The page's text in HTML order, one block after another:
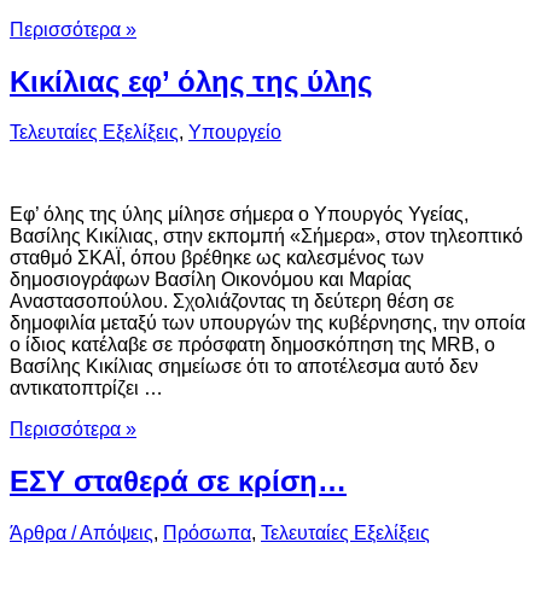
Περισσότερα »
Κικίλιας εφ’ όλης της ύλης
Τελευταίες Εξελίξεις, Υπουργείο
Εφ’ όλης της ύλης μίλησε σήμερα ο Υπουργός Υγείας,
Βασίλης Κικίλιας, στην εκπομπή «Σήμερα», στον τηλεοπτικό
σταθμό ΣΚΑΪ, όπου βρέθηκε ως καλεσμένος των
δημοσιογράφων Βασίλη Οικονόμου και Μαρίας
Αναστασοπούλου. Σχολιάζοντας τη δεύτερη θέση σε
δημοφιλία μεταξύ των υπουργών της κυβέρνησης, την οποία
ο ίδιος κατέλαβε σε πρόσφατη δημοσκόπηση της MRB, ο
Βασίλης Κικίλιας σημείωσε ότι το αποτέλεσμα αυτό δεν
αντικατοπτρίζει …
Περισσότερα »
ΕΣΥ σταθερά σε κρίση…
Άρθρα / Απόψεις, Πρόσωπα, Τελευταίες Εξελίξεις